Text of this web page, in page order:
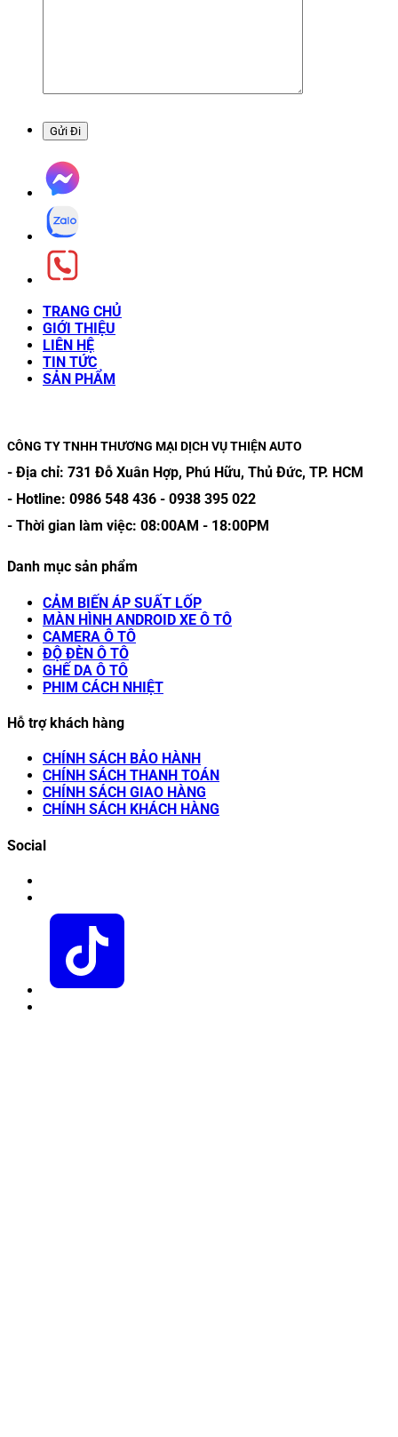
TRANG CHỦ
GIỚI THIỆU
LIÊN HỆ
TIN TỨC
SẢN PHẨM
CÔNG TY TNHH THƯƠNG MẠI DỊCH VỤ THIỆN AUTO
- Địa chỉ: 731 Đỗ Xuân Hợp, Phú Hữu, Thủ Đức, TP. HCM
- Hotline: 0986 548 436 - 0938 395 022
- Thời gian làm việc: 08:00AM - 18:00PM
Danh mục sản phẩm
CẢM BIẾN ÁP SUẤT LỐP
MÀN HÌNH ANDROID XE Ô TÔ
CAMERA Ô TÔ
ĐỘ ĐÈN Ô TÔ
GHẾ DA Ô TÔ
PHIM CÁCH NHIỆT
Hỗ trợ khách hàng
CHÍNH SÁCH BẢO HÀNH
CHÍNH SÁCH THANH TOÁN
CHÍNH SÁCH GIAO HÀNG
CHÍNH SÁCH KHÁCH HÀNG
Social